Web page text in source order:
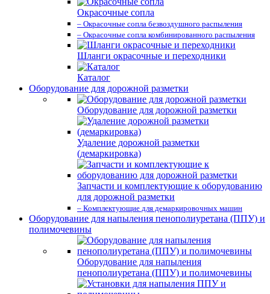
Окрасочные сопла
– Окрасочные сопла безвоздушного распыления
– Окрасочные сопла комбинированного распыления
Шланги окрасочные и переходники
Каталог
Оборудование для дорожной разметки
Оборудование для дорожной разметки
Удаление дорожной разметки
(демаркировка)
Запчасти и комплектующие к оборудованию
для дорожной разметки
– Комплектующие для демаркировочных машин
Оборудование для напыления пенополиуретана (ППУ) и
полимочевины
Оборудование для напыления
пенополиуретана (ППУ) и полимочевины